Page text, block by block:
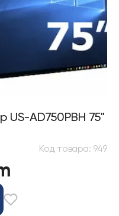
AD750PBH 75"
Код товара: 949